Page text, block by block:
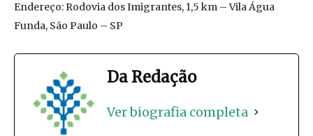
Endereço: Rodovia dos Imigrantes, 1,5 km – Vila Água
Funda, São Paulo – SP
Da Redação
Ver biografia completa